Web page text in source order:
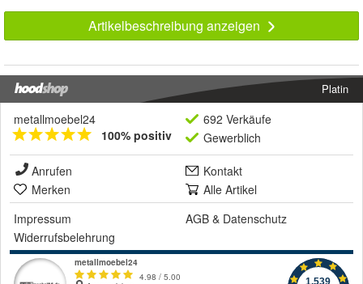
Artikelbeschreibung anzeigen
Platin
metallmoebel24
100% positiv
692 Verkäufe
Gewerblich
Anrufen
Kontakt
Merken
Alle Artikel
Impressum
AGB & Datenschutz
Widerrufsbelehrung